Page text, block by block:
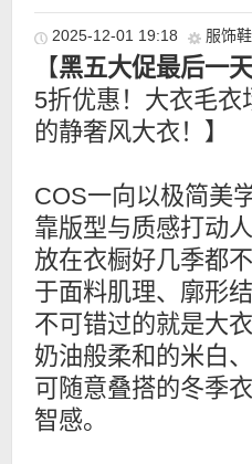
2025-12-01 19:18 服饰
【黑五大促最后一
5折优惠！大衣毛
的静奢风大衣！】
COS一向以极简美
靠版型与质感打动
放在衣橱好几季都
于面料肌理、廓形
不可错过的就是大
奶油般柔和的米白
可随意叠搭的冬季
智感。